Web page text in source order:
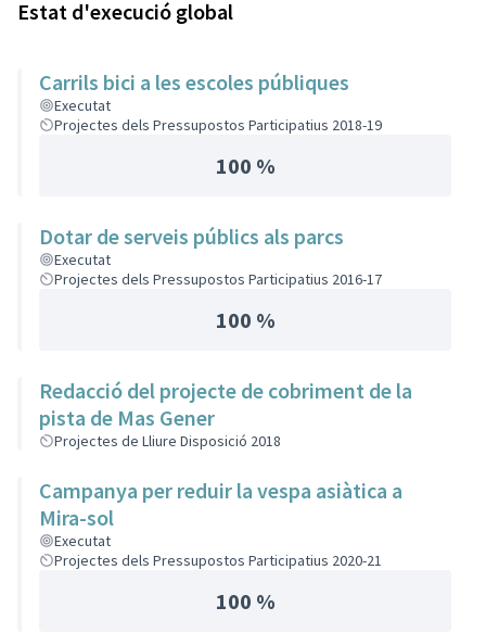
Estat d'execució global
Carrils bici a les escoles públiques
Executat
Projectes dels Pressupostos Participatius 2018-19
100 %
Dotar de serveis públics als parcs
Executat
Projectes dels Pressupostos Participatius 2016-17
100 %
Redacció del projecte de cobriment de la
pista de Mas Gener
Projectes de Lliure Disposició 2018
Campanya per reduir la vespa asiàtica a
Mira-sol
Executat
Projectes dels Pressupostos Participatius 2020-21
100 %